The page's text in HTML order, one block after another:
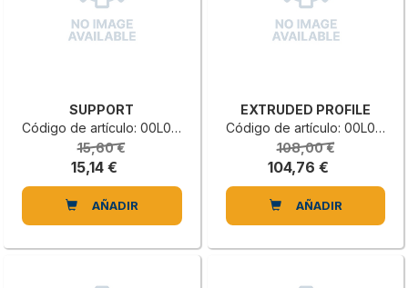
SUPPORT
Código de artículo: 00L0431944E
15,60 €
15,14 €
AÑADIR
EXTRUDED PROFILE
Código de artículo: 00L0040476H
108,00 €
104,76 €
AÑADIR